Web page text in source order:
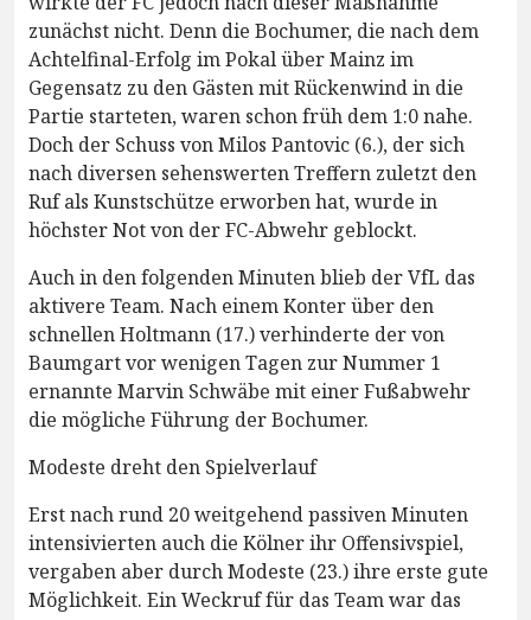
zunächst nicht. Denn die Bochumer, die nach dem
Achtelfinal-Erfolg im Pokal über Mainz im
Gegensatz zu den Gästen mit Rückenwind in die
Partie starteten, waren schon früh dem 1:0 nahe.
Doch der Schuss von Milos Pantovic (6.), der sich
nach diversen sehenswerten Treffern zuletzt den
Ruf als Kunstschütze erworben hat, wurde in
höchster Not von der FC-Abwehr geblockt.
Auch in den folgenden Minuten blieb der VfL das
aktivere Team. Nach einem Konter über den
schnellen Holtmann (17.) verhinderte der von
Baumgart vor wenigen Tagen zur Nummer 1
ernannte Marvin Schwäbe mit einer Fußabwehr
die mögliche Führung der Bochumer.
Modeste dreht den Spielverlauf
Erst nach rund 20 weitgehend passiven Minuten
intensivierten auch die Kölner ihr Offensivspiel,
vergaben aber durch Modeste (23.) ihre erste gute
Möglichkeit. Ein Weckruf für das Team war das